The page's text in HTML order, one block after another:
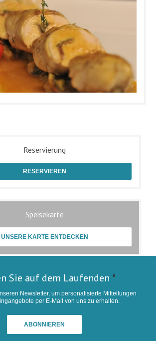
Reservierung
RESERVIEREN
Speisekarte
UNSERE KARTE ENTDECKEN
Sie auf dem Laufenden *
Newsletter, um personalisierte Mitteilungen
per E-Mail von uns zu erhalten.
ABONNIEREN